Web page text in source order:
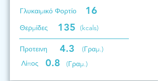
Γλυκαιμικό Φορτίο 16
Θερμίδες 135 (kcals)
Προτεινη 4.3
(Γραμ.)
Λίπος
0.8 (Γραμ.)